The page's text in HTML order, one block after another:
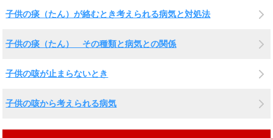
子供の痰（たん）が絡むとき考えられる病気と対処法
子供の痰（たん） その種類と病気との関係
子供の咳が止まらないとき
子供の咳から考えられる病気